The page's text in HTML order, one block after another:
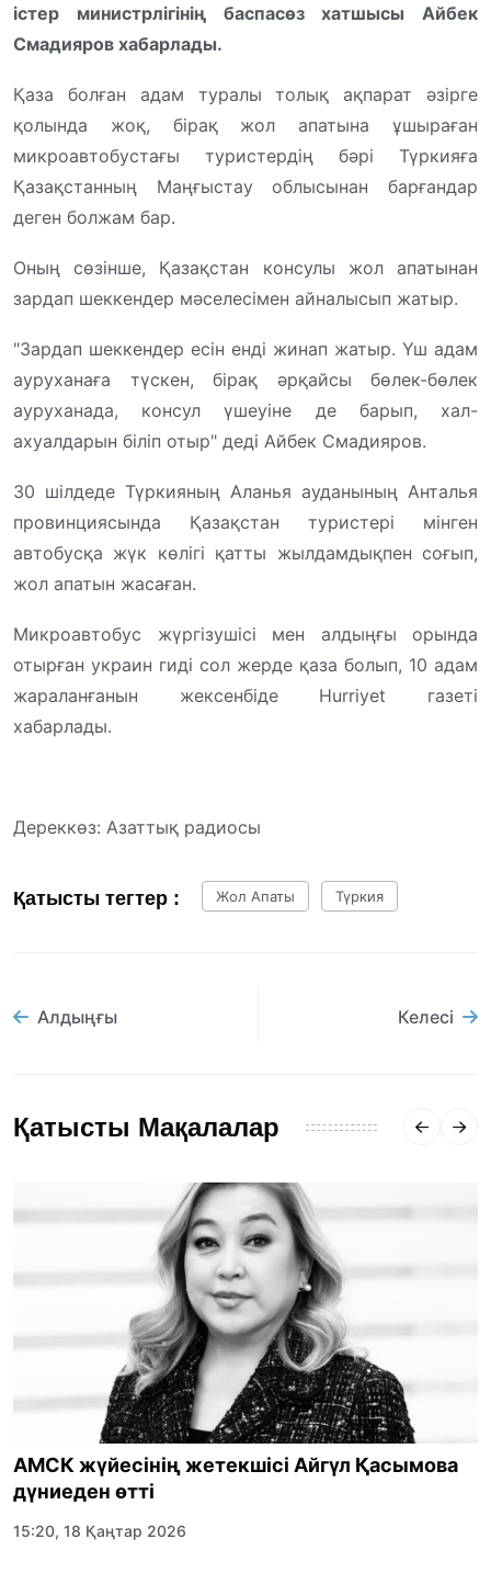
істер министрлігінің баспасөз хатшысы Айбек
Смадияров хабарлады.
Қаза болған адам туралы толық ақпарат әзірге
қолында жоқ, бірақ жол апатына ұшыраған
микроавтобустағы туристердің бәрі Түркияға
Қазақстанның Маңғыстау облысынан барғандар
деген болжам бар.
Оның сөзінше, Қазақстан консулы жол апатынан
зардап шеккендер мәселесімен айналысып жатыр.
"Зардап шеккендер есін енді жинап жатыр. Үш адам
ауруханаға түскен, бірақ әрқайсы бөлек-бөлек
ауруханада, консул үшеуіне де барып, хал-
ахуалдарын біліп отыр" деді Айбек Смадияров.
30 шілдеде Түркияның Аланья ауданының Анталья
провинциясында Қазақстан туристері мінген
автобусқа жүк көлігі қатты жылдамдықпен соғып,
жол апатын жасаған.
Микроавтобус жүргізушісі мен алдыңғы орында
отырған украин гиді сол жерде қаза болып, 10 адам
жараланғанын жексенбіде Hurriyet газеті
хабарлады.
Дереккөз: Азаттық радиосы
Қатысты тегтер : Жол Апаты Түркия
Алдыңғы Келесі
Қатысты Мақалалар
АМСК жүйесінің жетекшісі Айгүл Қасымова
дүниеден өтті
15:20, 18 Қаңтар 2026